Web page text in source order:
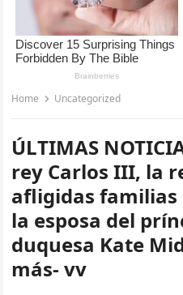
Home Uncategorized
ÚLTIMAS
rey Carlos III, la
afligidas
la esposa del
duquesa Kate
más- vv